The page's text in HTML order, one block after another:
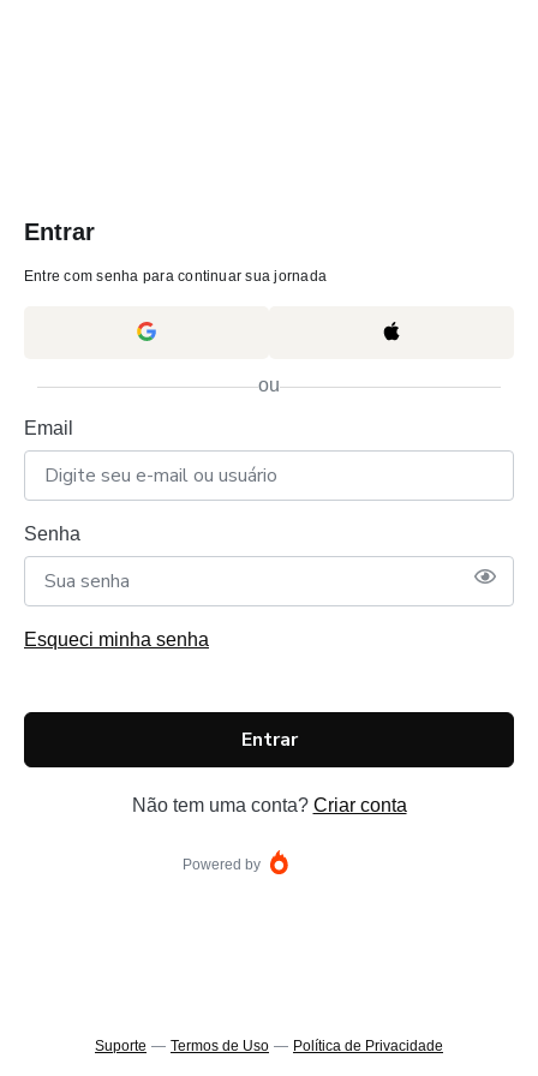
Entrar
Entre com senha para continuar sua jornada
ou
Email
Senha
Esqueci minha senha
Entrar
Não tem uma conta? Criar conta
Powered by
Suporte — Termos de Uso — Política de Privacidade